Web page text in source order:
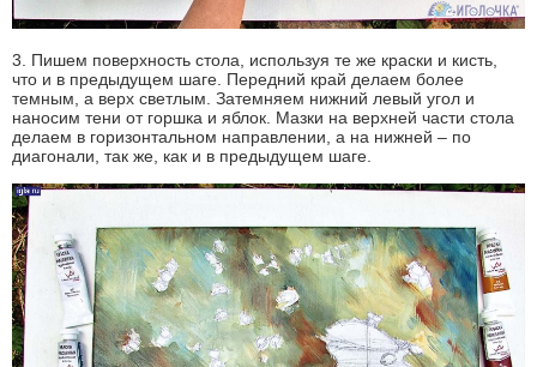
3. Пишем поверхность стола, используя те же краски и кисть,
что и в предыдущем шаге. Передний край делаем более
темным, а верх светлым. Затемняем нижний левый угол и
наносим тени от горшка и яблок. Мазки на верхней части стола
делаем в горизонтальном направлении, а на нижней – по
диагонали, так же, как и в предыдущем шаге.